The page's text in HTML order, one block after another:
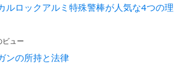
ルロックアルミ特殊警棒が人気な4つの理
ュー
ンの所持と法律